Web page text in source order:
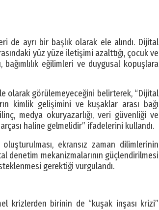
de ayrı bir başlık olarak ele alındı. Dijital
yüz yüze iletişimi azalttığı, çocuk ve
eğilimleri ve duygusal kopuşlara
olarak görülemeyeceğini belirterek, “Dijital
kimlik gelişimini ve kuşaklar arası bağı
medya okuryazarlığı, veri güvenliği ve
haline gelmelidir” ifadelerini kullandı.
ekransız zaman dilimlerinin
denetim mekanizmalarının güçlendirilmesi
gerektiği vurgulandı.
krizlerden birinin de “kuşak inşası krizi”